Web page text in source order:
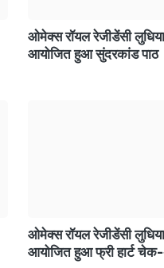
ओमेक्स रॉयल रेजीडेंसी
आयोजित हुआ सुंदरकांड पाठ
ओमेक्स रॉयल रेजीडेंसी
आयोजित हुआ फ्री हार्ट